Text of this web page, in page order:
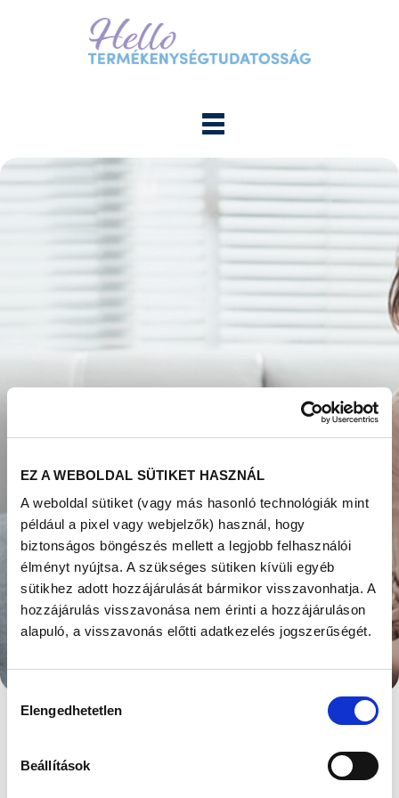
EZ A WEBOLDAL SÜTIKET HASZNÁL
A weboldal sütiket (vagy más hasonló technológiák mint
például a pixel vagy webjelzők) használ, hogy
biztonságos böngészés mellett a legjobb felhasználói
élményt nyújtsa. A szükséges sütiken kívüli egyéb
sütikhez adott hozzájárulását bármikor visszavonhatja. A
hozzájárulás visszavonása nem érinti a hozzájáruláson
alapuló, a visszavonás előtti adatkezelés jogszerűségét.
Hozzájárulás
kiválasztása
Elengedhetetlen
Beállítások